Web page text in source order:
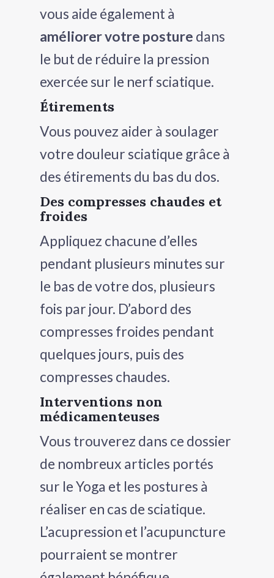
vous aide également à
améliorer votre posture dans
le but de réduire la pression
exercée sur le nerf sciatique.
Étirements
Vous pouvez aider à soulager
votre douleur sciatique grâce à
des étirements du bas du dos.
Des compresses chaudes et
froides
Appliquez chacune d’elles
pendant plusieurs minutes sur
le bas de votre dos, plusieurs
fois par jour. D’abord des
compresses froides pendant
quelques jours, puis des
compresses chaudes.
Interventions non
médicamenteuses
Vous trouverez dans ce dossier
de nombreux articles portés
sur le Yoga et les postures à
réaliser en cas de sciatique.
L’acupression et l’acupuncture
pourraient se montrer